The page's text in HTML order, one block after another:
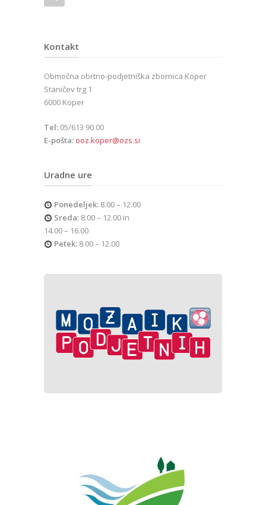
Kontakt
Območna obrtno-podjetniška zbornica Koper
Staničev trg 1
6000 Koper
Tel: 05/613 90 00
E-pošta: ooz.koper@ozs.si
Uradne ure
Ponedeljek: 8.00 – 12.00
Sreda: 8.00 – 12.00 in
14.00 – 16.00
Petek: 8.00 – 12.00